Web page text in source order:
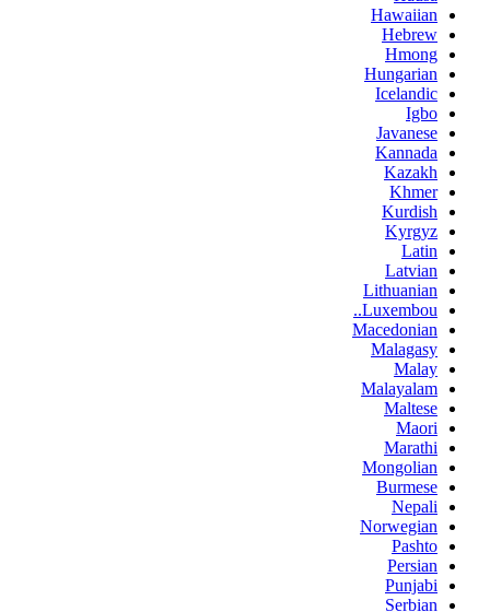
Hawaiian
Hebrew
Hmong
Hungarian
Icelandic
Igbo
Javanese
Kannada
Kazakh
Khmer
Kurdish
Kyrgyz
Latin
Latvian
Lithuanian
Luxembou..
Macedonian
Malagasy
Malay
Malayalam
Maltese
Maori
Marathi
Mongolian
Burmese
Nepali
Norwegian
Pashto
Persian
Punjabi
Serbian